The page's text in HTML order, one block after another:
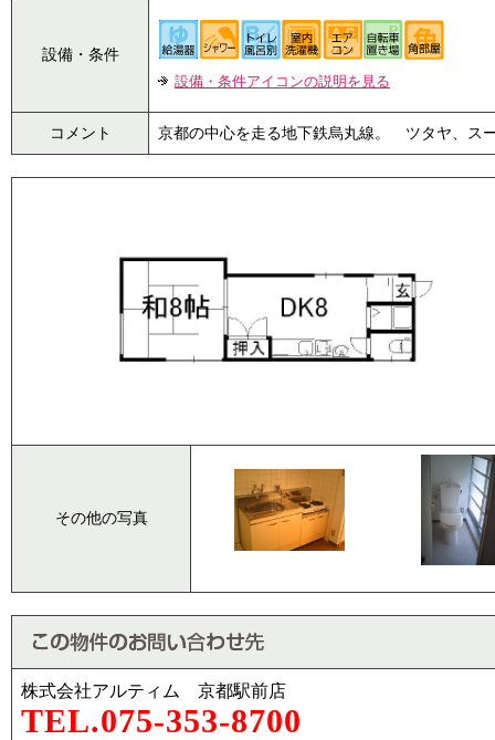
設備・条件
設備・条件アイコンの説明を見る
コメント 京都の中心を走る地下鉄烏丸線。 ツタヤ、ス
その他の写真
株式会社アルティム 京都駅前店
TEL.075-353-8700